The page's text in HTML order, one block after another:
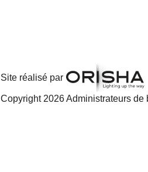
Site réalisé par
Copyright 2026 Administrateurs de